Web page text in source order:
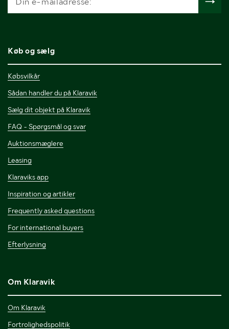
Køb og sælg
Købsvilkår
Sådan handler du på Klaravik
Sælg dit objekt på Klaravik
FAQ - Spørgsmål og svar
Auktionsmæglere
Leasing
Klaraviks app
Inspiration og artikler
Frequently asked questions
For international buyers
Efterlysning
Om Klaravik
Om Klaravik
Fortrolighedspolitik